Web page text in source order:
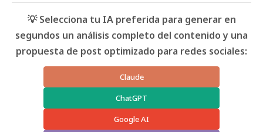
💡 Selecciona tu IA preferida para generar en
segundos un análisis completo del contenido y una
propuesta de post optimizado para redes sociales:
Claude
ChatGPT
Google AI